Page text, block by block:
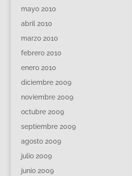
mayo 2010
abril 2010
marzo 2010
febrero 2010
enero 2010
diciembre 2009
noviembre 2009
octubre 2009
septiembre 2009
agosto 2009
julio 2009
junio 2009